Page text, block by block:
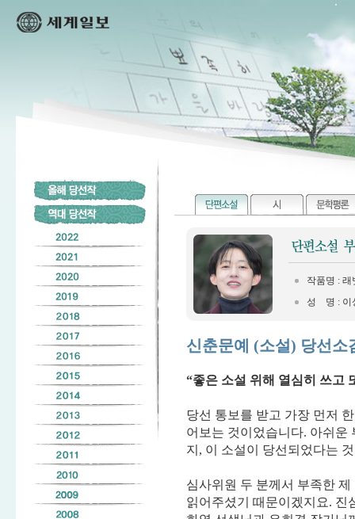
작품명 : 래
성 명 : 이
신춘문예 (소설) 당선소
“좋은 소설 위해 열심히 쓰고
당선 통보를 받고 가장 먼저
어보는 것이었습니다. 아쉬운
지, 이 소설이 당선되었다는
심사위원 두 분께서 부족한
읽어주셨기 때문이겠지요. 진